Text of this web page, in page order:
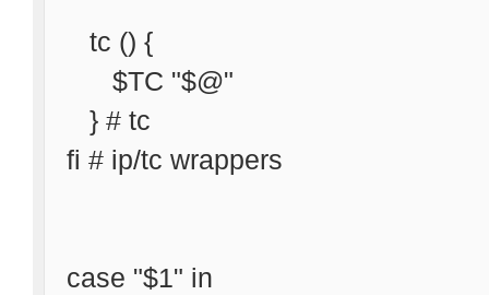
tc () {
$TC "$@"
} # tc
fi # ip/tc wrappers
case "$1" in